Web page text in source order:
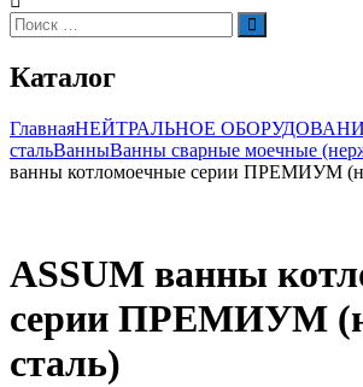
Капельные
Кукурузоварки
Микроволновые
Посудомоечные
Фритюрницы
Шкафы жарочные и
Шкафы сушильные
Котлы
Пароконвектоматы
Плиты газовые
Машины холодильные
моноблоки)
Машины
Искать: Поиск
Каталог
ГлавнаяНЕЙТРАЛЬНОЕ
стальВанныВанны сварные моечные
ванны котломоечные серии ПРЕМИУМ
ASSUM ванны
серии ПРЕМИУМ
сталь)